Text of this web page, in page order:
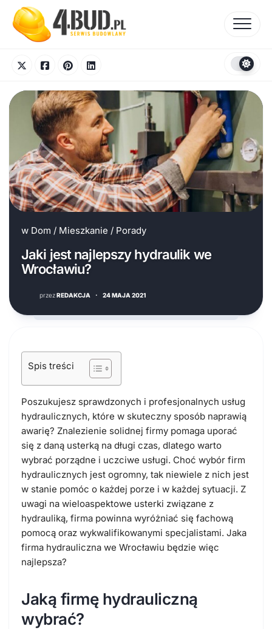
content
w Dom / Mieszkanie / Porady
Jaki jest najlepszy hydraulik we
Wrocławiu?
przezREDAKCJA · 24 MAJA 2021
Spis treści
Poszukujesz sprawdzonych i profesjonalnych usług
hydraulicznych, które w skuteczny sposób naprawią
awarię? Znalezienie solidnej firmy pomaga uporać
się z daną usterką na długi czas, dlatego warto
wybrać porządne i uczciwe usługi. Choć wybór firm
hydraulicznych jest ogromny, tak niewiele z nich jest
w stanie pomóc o każdej porze i w każdej sytuacji. Z
uwagi na wieloaspektowe usterki związane z
hydrauliką, firma powinna wyróżniać się fachową
pomocą oraz wykwalifikowanymi specjalistami. Jaka
firma hydrauliczna we Wrocławiu będzie więc
najlepsza?
Jaką firmę hydrauliczną
wybrać?